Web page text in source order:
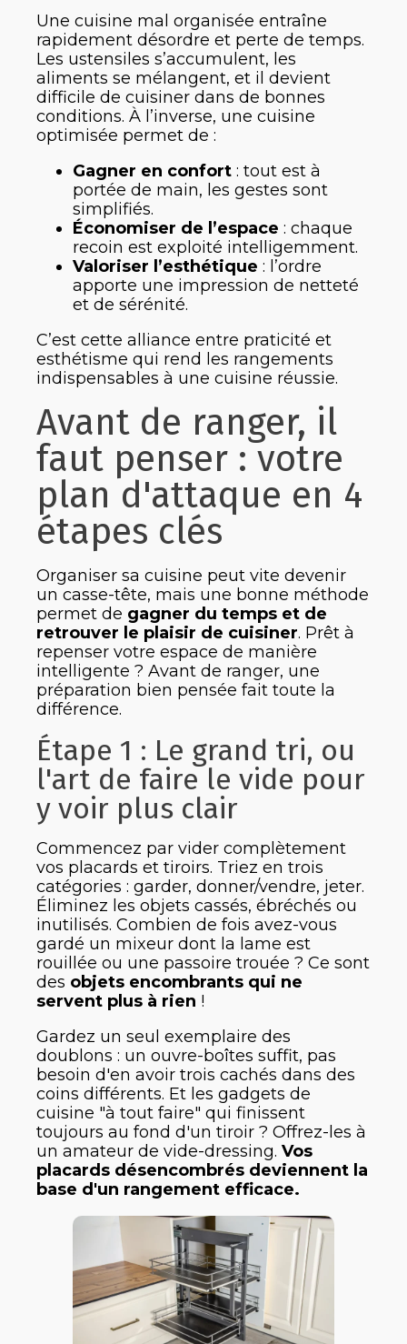
Une cuisine mal organisée entraîne
rapidement désordre et perte de temps.
Les ustensiles s’accumulent, les
aliments se mélangent, et il devient
difficile de cuisiner dans de bonnes
conditions. À l’inverse, une cuisine
optimisée permet de :
Gagner en confort : tout est à
portée de main, les gestes sont
simplifiés.
Économiser de l’espace : chaque
recoin est exploité intelligemment.
Valoriser l’esthétique : l’ordre
apporte une impression de netteté
et de sérénité.
C’est cette alliance entre praticité et
esthétisme qui rend les rangements
indispensables à une cuisine réussie.
Avant de ranger, il
faut penser : votre
plan d'attaque en 4
étapes clés
Organiser sa cuisine peut vite devenir
un casse-tête, mais une bonne méthode
permet de gagner du temps et de
retrouver le plaisir de cuisiner. Prêt à
repenser votre espace de manière
intelligente ? Avant de ranger, une
préparation bien pensée fait toute la
différence.
Étape 1 : Le grand tri, ou
l'art de faire le vide pour
y voir plus clair
Commencez par vider complètement
vos placards et tiroirs. Triez en trois
catégories : garder, donner/vendre, jeter.
Éliminez les objets cassés, ébréchés ou
inutilisés. Combien de fois avez-vous
gardé un mixeur dont la lame est
rouillée ou une passoire trouée ? Ce sont
des objets encombrants qui ne
servent plus à rien !
Gardez un seul exemplaire des
doublons : un ouvre-boîtes suffit, pas
besoin d'en avoir trois cachés dans des
coins différents. Et les gadgets de
cuisine "à tout faire" qui finissent
toujours au fond d'un tiroir ? Offrez-les à
un amateur de vide-dressing. Vos
placards désencombrés deviennent la
base d'un rangement efficace.